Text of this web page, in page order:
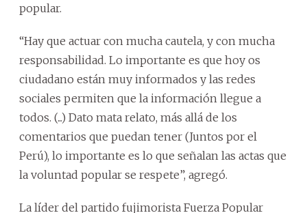
popular.
“Hay que actuar con mucha cautela, y con mucha
responsabilidad. Lo importante es que hoy os
ciudadano están muy informados y las redes
sociales permiten que la información llegue a
todos. (...) Dato mata relato, más allá de los
comentarios que puedan tener (Juntos por el
Perú), lo importante es lo que señalan las actas que
la voluntad popular se respete”, agregó.
La líder del partido fujimorista Fuerza Popular